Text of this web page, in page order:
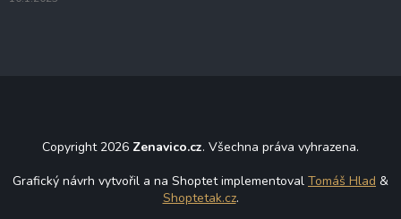
Copyright 2026 Zenavico.cz. Všechna práva vyhrazena.
Grafický návrh vytvořil a na Shoptet implementoval Tomáš Hlad &
Shoptetak.cz.